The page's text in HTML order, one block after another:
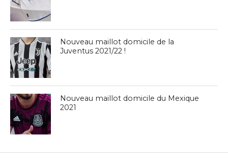
Nouveau maillot domicile de la
Juventus 2021/22 !
Nouveau maillot domicile du Mexique
2021